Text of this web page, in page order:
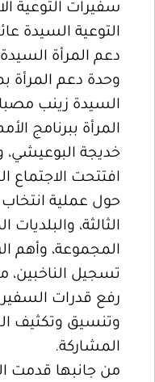
سفيرات التوعية
التوعية السيدة
دعم المرأة
وحدة دعم المرأة
السيدة زينب
المرأة ببرنامج
خديجة
افتتحت الاجتماع
حول عملية
الثالثة،
المجموعة، وأهم
تسجيل الناخبين،
رفع قدرات
وتنسيق وتكثيف
المشاركة.
من جانبها قدمت